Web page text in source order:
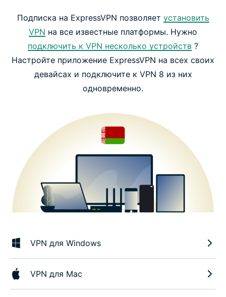
Подписка на ExpressVPN позволяет установить
VPN на все известные платформы. Нужно
подключить к VPN несколько устройств ?
Настройте приложение ExpressVPN на всех своих
девайсах и подключите к VPN 8 из них
одновременно.
VPN для Windows
VPN для Mac